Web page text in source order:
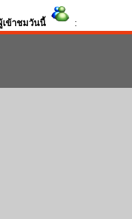
ข้าชมวันนี้ :